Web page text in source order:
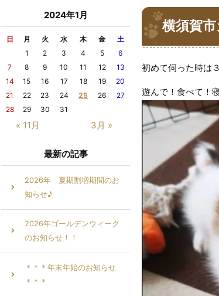
横須賀
初めて伺った時は
遊んで！食べて！
2024年1月
日 月 火 水 木 金 土
« 11月 3月 »
1 2 3 4 5
6
7
8 9 10 11 12
13
14
15 16 17 18 19
20
21
22 23 24 25 26
27
28
29 30 31
最新の記事
2026年 夏期割増期間のお
知らせ♪
2026年ゴールデンウィーク
のお知らせ！！
＊＊＊年末年始のお知らせ
＊＊＊